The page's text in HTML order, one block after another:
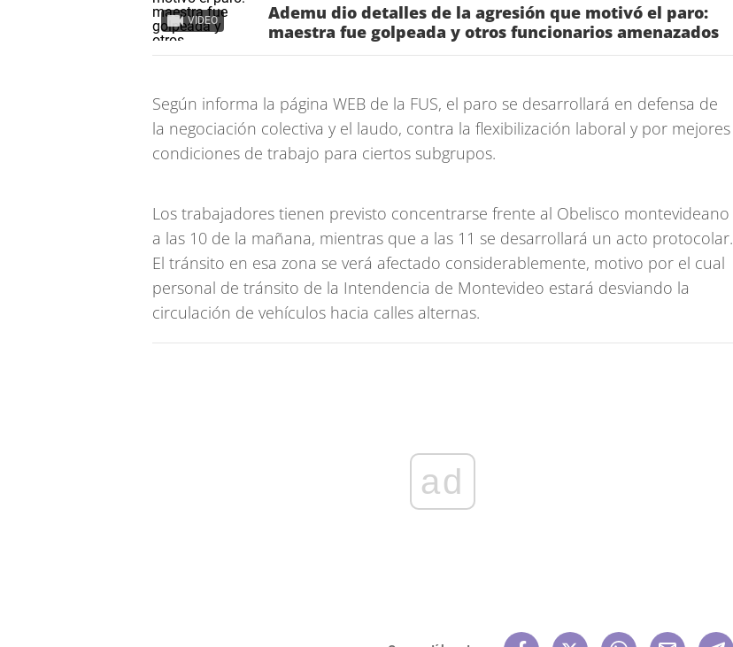
VIDEO
Ademu dio detalles de la agresión que motivó el paro:
maestra fue golpeada y otros funcionarios amenazados
Según informa la página WEB de la FUS, el paro se desarrollará en defensa de
la negociación colectiva y el laudo, contra la flexibilización laboral y por mejores
condiciones de trabajo para ciertos subgrupos.
Los trabajadores tienen previsto concentrarse frente al Obelisco montevideano
a las 10 de la mañana, mientras que a las 11 se desarrollará un acto protocolar.
El tránsito en esa zona se verá afectado considerablemente, motivo por el cual
personal de tránsito de la Intendencia de Montevideo estará desviando la
circulación de vehículos hacia calles alternas.
ad